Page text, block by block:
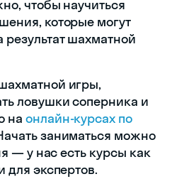
чтобы научиться
которые могут
шахматной
игры,
ловушки соперника и
на онлайн-курсах по
заниматься можно
— у нас есть курсы как
экспертов.